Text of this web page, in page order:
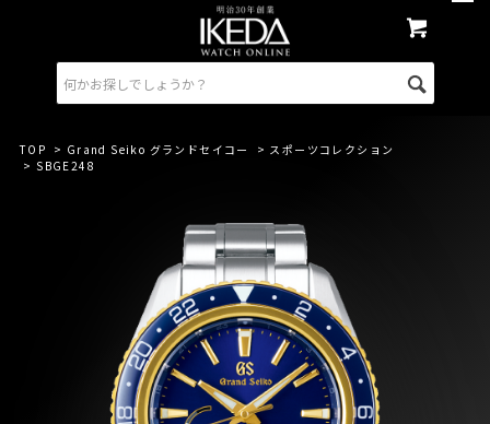
TOP > Grand Seiko グランドセイコー > スポーツコレクション
> SBGE248